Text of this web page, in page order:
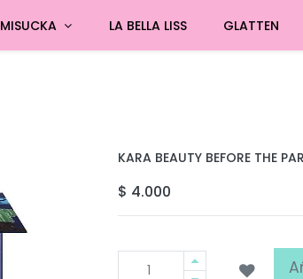
MISUCKA LA BELLA LISS GLATTEN
KARA BEAUTY BEFORE THE
$ 4.000